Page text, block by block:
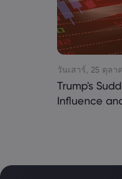
วันเสาร์, 25 ตุลา
Trump's
Influence